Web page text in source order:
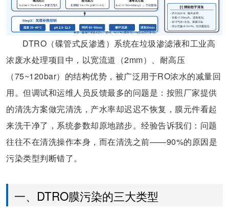
DTRO（碟管式反渗透）系统在垃圾渗滤液和工业高
浓废水处理项目中，以宽流道（2mm）、耐高压
（75~120bar）的结构优势，被广泛用于RO浓水的减量回
用。但调试和运维人员反馈最多的问题是：按照厂家提供
的清洗方案做完清洗，产水率却迟迟不恢复，膜元件看起
来洗干净了，系统参数却原地踏步。经验告诉我们：问题
往往不在清洗操作本身，而在清洗之前——90%的原因是
污染类型判断错了。
一、DTRO膜污染的三大类型